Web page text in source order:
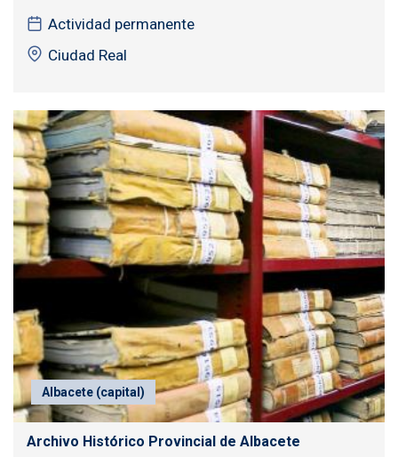
Actividad permanente
Ciudad Real
Albacete (capital)
Archivo Histórico Provincial de Albacete